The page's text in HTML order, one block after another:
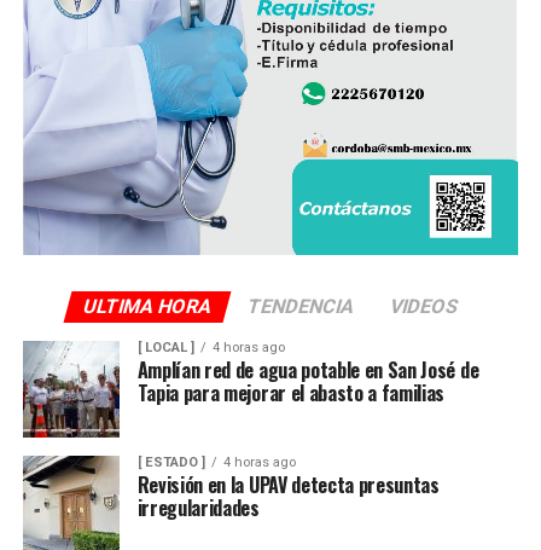
del Ingenio San Pedro representa un impacto
económico superior a los mil millones de pesos, cifra
que amenaza con afectar de manera directa la actividad
productiva y el sustento de miles de familias
veracruzanas ligadas al sector azucarero.
ULTIMA HORA TENDENCIA VIDEOS
[ LOCAL ] 4 horas ago
Amplían red de agua potable en San José de
Tapia para mejorar el abasto a familias
[ ESTADO ] 4 horas ago
Revisión en la UPAV detecta presuntas
irregularidades